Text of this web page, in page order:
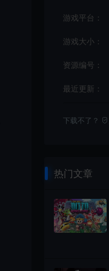
游戏平台：
游戏大小：
资源编号：
最近更新：
下载不了？
热门文章